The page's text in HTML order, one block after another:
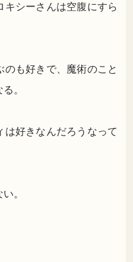
キシーさんは空腹にすら
も好きで、魔術のこと
。
好きなんだろうなって
。